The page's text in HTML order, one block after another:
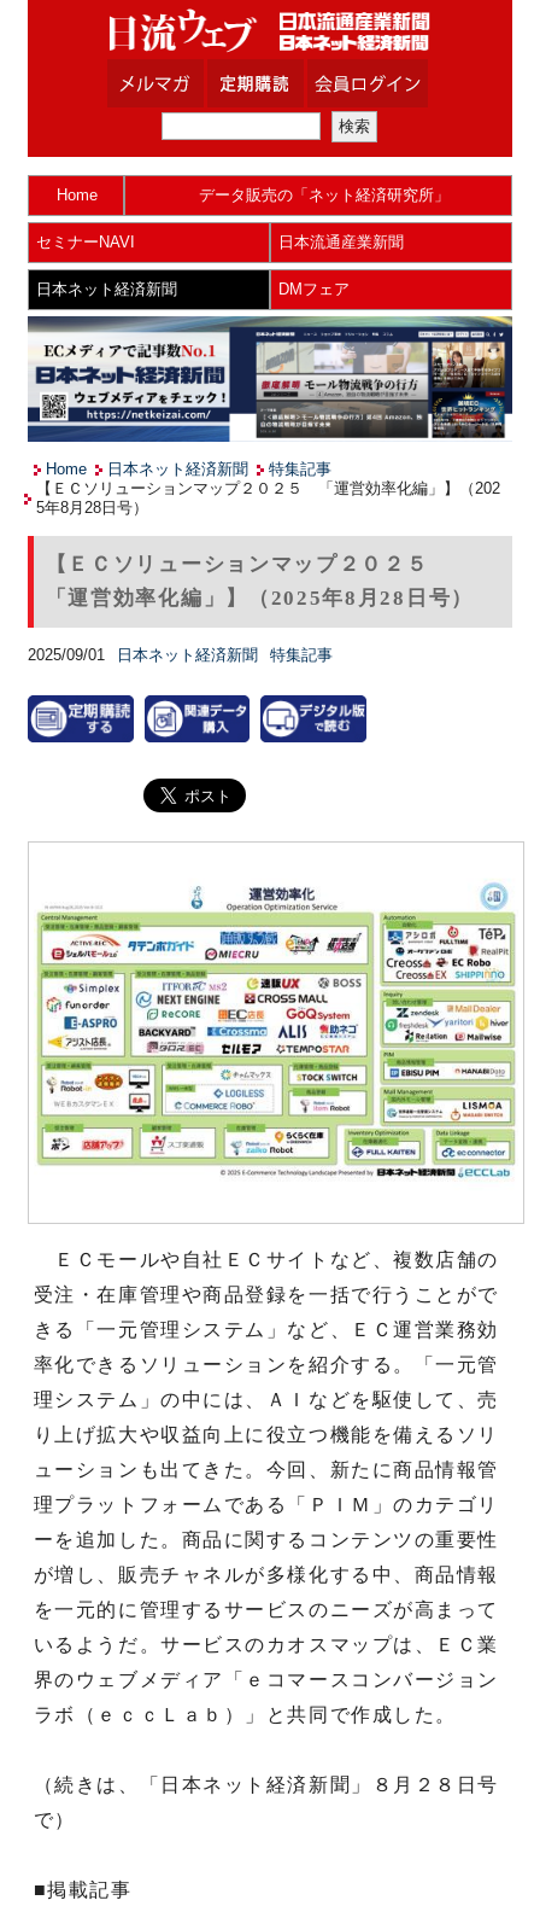
Home データ販売の「ネット経済研究所」
セミナーNAVI 日本流通産業新聞
日本ネット経済新聞 DMフェア
Home 日本ネット経済新聞
特集記事
【ＥＣソリューションマップ２０２５ 「運営効率化編」】（202
5年8月28日号）
【ＥＣソリューションマップ２０２５
「運営効率化編」】（2025年8月28日号）
2025/09/01 日本ネット経済新聞 特集記事
ＥＣモールや自社ＥＣサイトなど、複数店舗の
受注・在庫管理や商品登録を一括で行うことがで
きる「一元管理システム」など、ＥＣ運営業務効
率化できるソリューションを紹介する。「一元管
理システム」の中には、ＡＩなどを駆使して、売
り上げ拡大や収益向上に役立つ機能を備えるソリ
ューションも出てきた。今回、新たに商品情報管
理プラットフォームである「ＰＩＭ」のカテゴリ
ーを追加した。商品に関するコンテンツの重要性
が増し、販売チャネルが多様化する中、商品情報
を一元的に管理するサービスのニーズが高まって
いるようだ。サービスのカオスマップは、ＥＣ業
界のウェブメディア「ｅコマースコンバージョン
ラボ（ｅｃｃＬａｂ）」と共同で作成した。
（続きは、「日本ネット経済新聞」８月２８日号
で）
■掲載記事